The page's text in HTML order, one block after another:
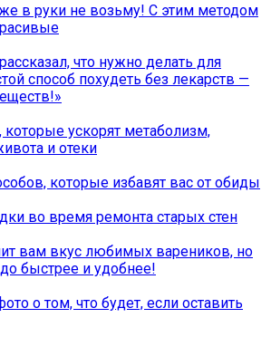
в руки не возьму! С этим методом
что нужно делать для
способ похудеть без лекарств —
ускорят метаболизм,
и отеки
которые избавят вас от обиды
во время ремонта старых стен
вам вкус любимых вареников, но
быстрее и удобнее!
о том, что будет, если оставить